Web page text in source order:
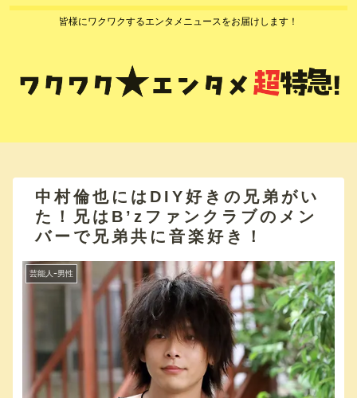
皆様にワクワクするエンタメニュースをお届けします！
中村倫也にはDIY好きの兄弟がい
た！兄はB’zファンクラブのメン
バーで兄弟共に音楽好き！
芸能人ｰ男性